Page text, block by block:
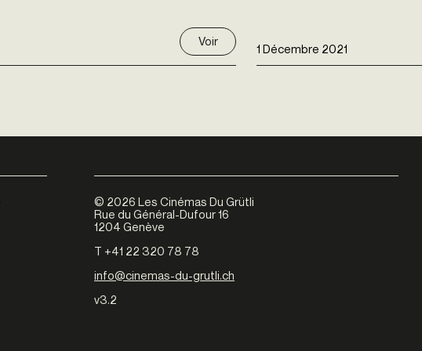
Voir
1 Décembre 2021
© 2026 Les Cinémas Du Grütli
Rue du Général-Dufour 16
1204 Genève
T +41 22 320 78 78
info@cinemas-du-grutli.ch
v3.2